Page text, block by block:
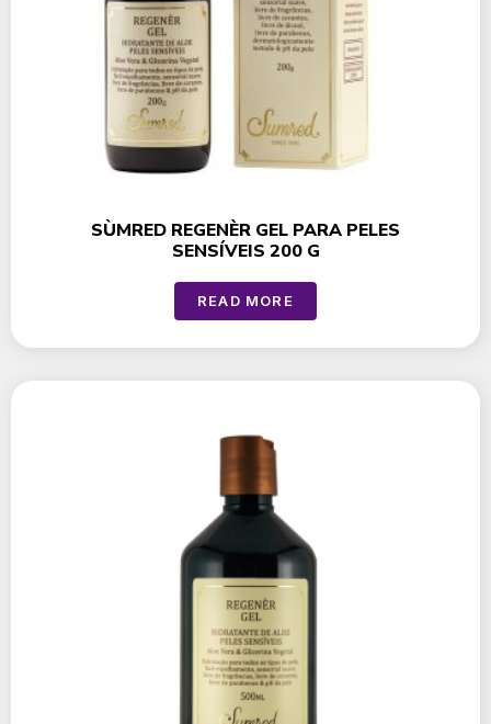
SÙMRED REGENÈR GEL PARA PELES
SENSÍVEIS 200 G
READ MORE